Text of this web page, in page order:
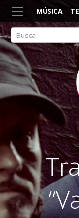
MÚSICA
ACESSO
Arte, Cultura Pop e